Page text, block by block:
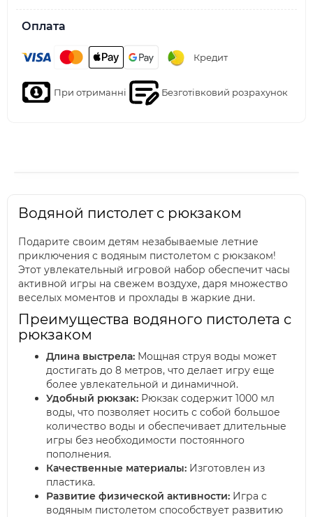
Оплата
Кредит
При отриманні Безготівковий розрахунок
Водяной пистолет с рюкзаком
Подарите своим детям незабываемые летние
приключения с водяным пистолетом с рюкзаком!
Этот увлекательный игровой набор обеспечит часы
активной игры на свежем воздухе, даря множество
веселых моментов и прохлады в жаркие дни.
Преимущества водяного пистолета с
рюкзаком
Длина выстрела: Мощная струя воды может
достигать до 8 метров, что делает игру еще
более увлекательной и динамичной.
Удобный рюкзак: Рюкзак содержит 1000 мл
воды, что позволяет носить с собой большое
количество воды и обеспечивает длительные
игры без необходимости постоянного
пополнения.
Качественные материалы: Изготовлен из
пластика.
Развитие физической активности: Игра с
водяным пистолетом способствует развитию